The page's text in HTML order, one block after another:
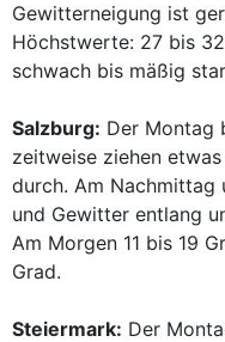
Gewitterneigung ist
Höchstwerte: 27 bis
schwach bis mäßig
Salzburg: Der Montag
zeitweise ziehen
durch. Am Nachmittag
und Gewitter entlang
Am Morgen 11 bis 19
Grad.
Steiermark: Der